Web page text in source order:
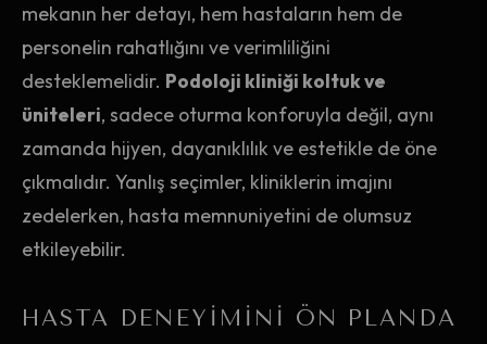
mekanın her detayı, hem hastaların hem de
personelin rahatlığını ve verimliliğini
desteklemelidir. Podoloji kliniği koltuk ve
üniteleri, sadece oturma konforuyla değil, aynı
zamanda hijyen, dayanıklılık ve estetikle de öne
çıkmalıdır. Yanlış seçimler, kliniklerin imajını
zedelerken, hasta memnuniyetini de olumsuz
etkileyebilir.
HASTA DENEYIMINI ÖN PLANDA